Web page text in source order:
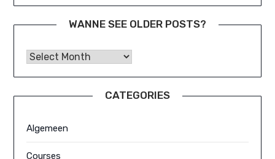
WANNE SEE OLDER POSTS?
Wanne See Older Posts?
CATEGORIES
Algemeen
Courses